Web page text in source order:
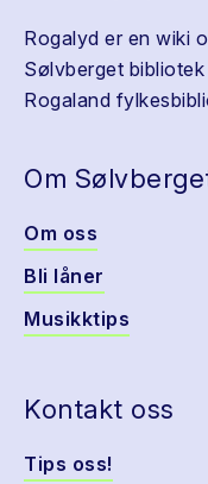
Rogalyd er en wiki
Sølvberget
Rogaland
Om
Om oss
Bli låner
Musikktips
Kontakt oss
Tips oss!